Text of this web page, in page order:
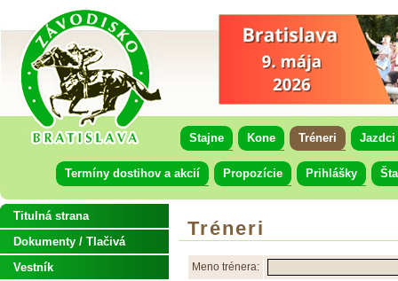
Stajne Kone Tréneri Jazdci
Termíny dostihov a akcií Propozície Prihlášky
Tréneri
Meno trénera:
Titulná strana
Dokumenty / Tlačivá
Vestník